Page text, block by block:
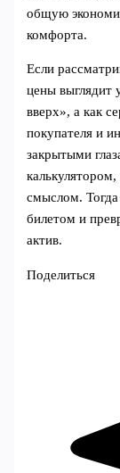
общую
комфорта.
Если
цены выглядит
вверх», а как
покупателя и
закрытыми
смыслом.
билетом и
актив.
Поделиться